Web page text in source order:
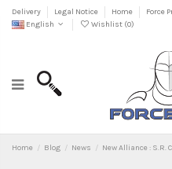
Delivery Legal Notice Home
Force
English
Wishlist (0)
Home Blog News New Alliance : S.R.